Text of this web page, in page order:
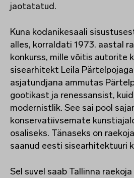
jaotatatud.
Kuna kodanikesaali
alles, korraldati 1973. aastal
konkurss, mille võitis autorite
sisearhitekt Leila
asjatundjana ammutas
gootikast ja renessansist,
modernistlik. See sai pool
konservatiivsemate
osaliseks. Tänaseks on
saanud eesti sisearhitektuuri
Sel suvel saab Tallinna